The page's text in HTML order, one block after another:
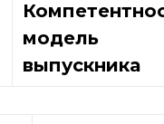
модель
выпускника